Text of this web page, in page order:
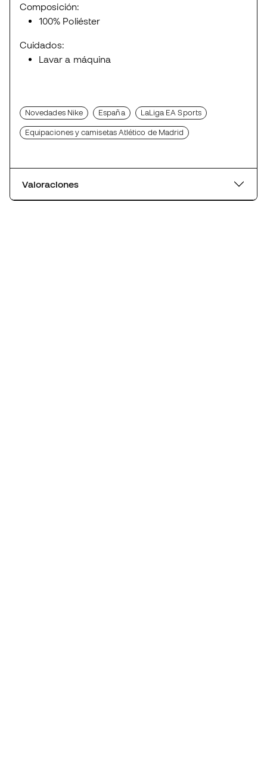
Composición:
100% Poliéster
Cuidados:
Lavar a máquina
Novedades Nike España LaLiga EA Sports
Equipaciones y camisetas Atlético de Madrid
Valoraciones